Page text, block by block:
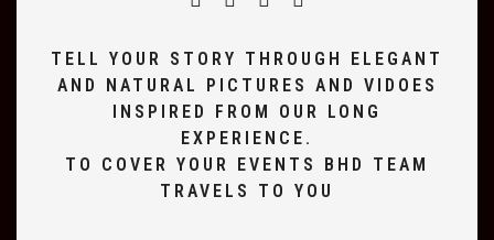
TELL YOUR STORY THROUGH ELEGANT
AND NATURAL PICTURES AND VIDOES
INSPIRED FROM OUR LONG
EXPERIENCE.
TO COVER YOUR EVENTS BHD TEAM
TRAVELS TO YOU